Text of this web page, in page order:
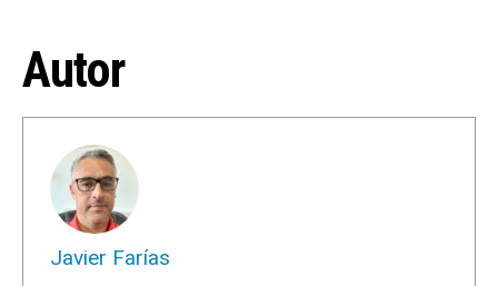
Autor
Javier Farías